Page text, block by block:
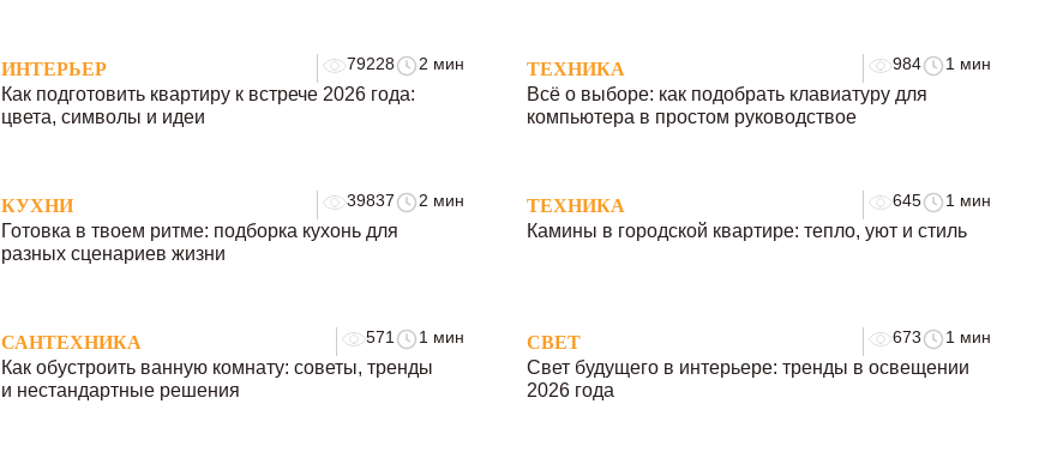
ИНТЕРЬЕР 79228 2 мин
Как подготовить квартиру к встрече 2026 года:
цвета, символы и идеи
ТЕХНИКА 984 1 мин
Всё о выборе: как подобрать клавиатуру для
компьютера в простом руководствое
КУХНИ 39837 2 мин
Готовка в твоем ритме: подборка кухонь для
разных сценариев жизни
ТЕХНИКА 645 1 мин
Камины в городской квартире: тепло, уют и стиль
САНТЕХНИКА 571 1 мин
Как обустроить ванную комнату: советы, тренды
и нестандартные решения
СВЕТ 673 1 мин
Свет будущего в интерьере: тренды в освещении
2026 года